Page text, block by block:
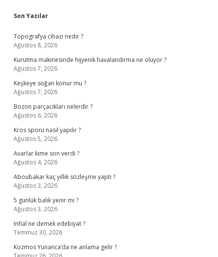
Sidebar
Son Yazılar
Topografya cihazı nedir ?
Ağustos 8, 2026
Kurutma makinesinde hijyenik havalandırma ne oluyor ?
Ağustos 7, 2026
Keşkeye soğan konur mu ?
Ağustos 7, 2026
Bozon parçacıkları nelerdir ?
Ağustos 6, 2026
Kros sporu nasıl yapılır ?
Ağustos 5, 2026
Avarlar kime son verdi ?
Ağustos 4, 2026
Aboubakar kaç yıllık sözleşme yaptı ?
Ağustos 3, 2026
5 günlük balık yenir mi ?
Ağustos 3, 2026
Infial ne demek edebiyat ?
Temmuz 30, 2026
Kozmos Yunanca’da ne anlama gelir ?